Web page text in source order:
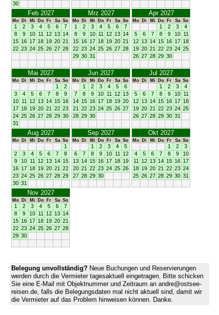
30
Feb 2027
Mo Di Mi Do Fr Sa So
1 2 3 4 5 6
7
8
9 10 11 12 13 14
15 16 17 18 19 20 21
22 23 24 25 26 27 28
Mrz 2027
Mo Di Mi Do Fr Sa So
1 2 3 4 5 6
7
8
9 10 11 12 13 14
15 16 17 18 19 20 21
22 23 24 25 26 27 28
29 30 31
Apr 2027
Mo Di Mi Do Fr Sa So
1 2 3
4
5
6 7 8 9 10 11
12 13 14 15 16 17 18
19 20 21 22 23 24 25
26 27 28 29 30
Mai 2027
Mo Di Mi Do Fr Sa So
1
2
3
4 5 6 7 8
9
10 11 12 13 14 15 16
17 18 19 20 21 22 23
24 25 26 27 28 29 30
31
Jun 2027
Mo Di Mi Do Fr Sa So
1 2 3 4 5
6
7
8 9 10 11 12 13
14 15 16 17 18 19 20
21
22 23 24 25 26 27
28 29 30
Jul 2027
Mo Di Mi Do Fr Sa So
1 2 3
4
5
6 7 8 9 10 11
12 13 14 15 16 17 18
19 20 21 22 23 24 25
26 27 28 29 30 31
Aug 2027
Mo Di Mi Do Fr Sa So
1
2
3 4 5 6 7
8
9
10 11 12 13 14 15
16 17 18 19 20 21
22
23 24 25 26 27 28 29
30 31
Sep 2027
Mo Di Mi Do Fr Sa So
1 2 3 4
5
6
7 8 9 10 11
12
13 14 15 16 17 18 19
20 21 22 23 24 25 26
27 28 29 30
Okt 2027
Mo Di Mi Do Fr Sa So
1 2
3
4
5 6 7 8 9
10
11
12 13 14 15 16 17
18 19 20 21 22 23 24
25 26 27 28 29 30 31
Nov 2027
Mo Di Mi Do Fr Sa So
1 2 3 4 5 6
7
8
9 10 11 12 13 14
15 16 17 18 19 20 21
22 23 24 25 26 27 28
29 30
Belegung unvollständig? Neue Buchungen und Reservierungen
werden durch die Vermieter tagesaktuell eingetragen. Bitte schicken
Sie eine E-Mail mit Objektnummer und Zeitraum an andre@ostsee-
reisen.de, falls die Belegungsdaten mal nicht aktuell sind, damit wir
die Vermieter auf das Problem hinweisen können. Danke.